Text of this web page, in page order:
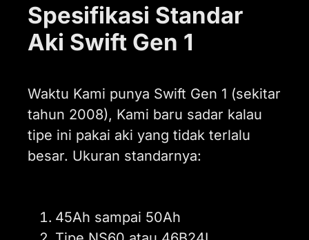
Spesifikasi Standar
Aki Swift Gen 1
Waktu Kami punya Swift Gen 1 (sekitar
tahun 2008), Kami baru sadar kalau
tipe ini pakai aki yang tidak terlalu
besar. Ukuran standarnya:
45Ah sampai 50Ah